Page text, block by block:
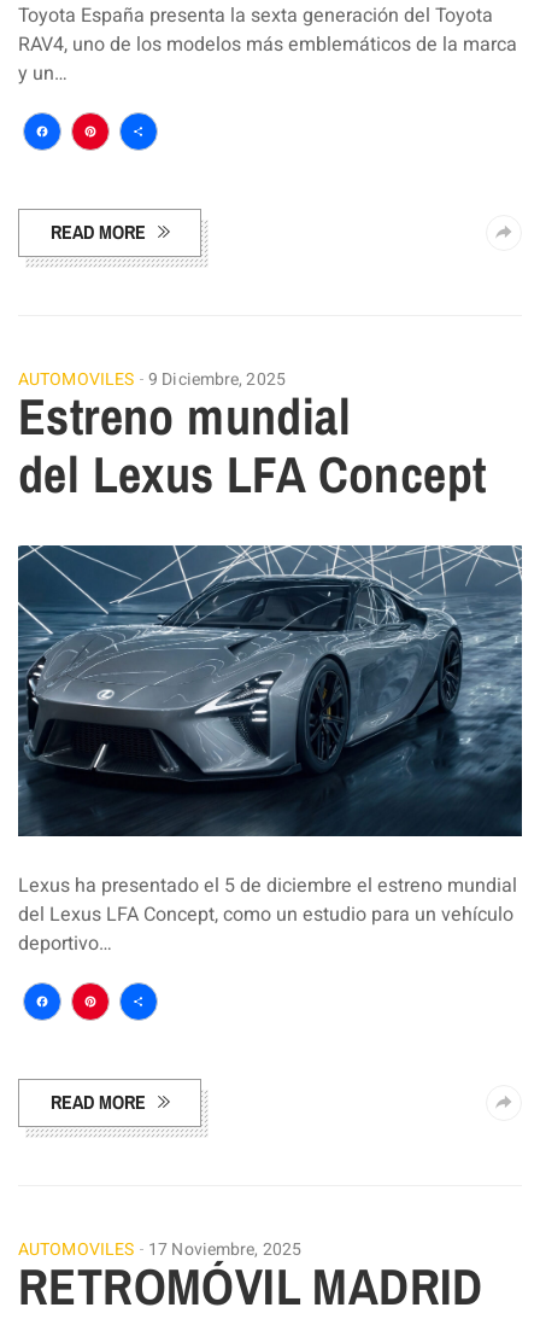
Toyota España presenta la sexta generación del Toyota
RAV4, uno de los modelos más emblemáticos de la marca
y un…
Facebook
Pinterest
Compartir
READ MORE
AUTOMOVILES 9 Diciembre, 2025
Estreno mundial
del Lexus LFA Concept
Lexus ha presentado el 5 de diciembre el estreno mundial
del Lexus LFA Concept, como un estudio para un vehículo
deportivo…
Facebook
Pinterest
Compartir
READ MORE
AUTOMOVILES 17 Noviembre, 2025
RETROMÓVIL MADRID